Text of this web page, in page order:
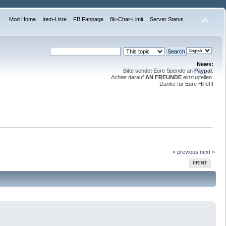
Mod Home Item-Liste FB Fanpage 8k-Char-Limit Server Status
News:
Bitte sendet Eure Spende an Paypal
Achtet darauf AN FREUNDE einzustellen.
Danke für Eure Hilfe!!!
« previous next »
PRINT